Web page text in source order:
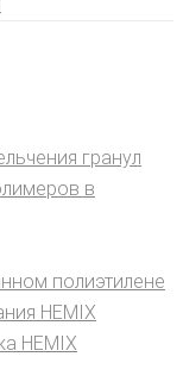
гранул
в
полиэтилене
HEMIX
HEMIX